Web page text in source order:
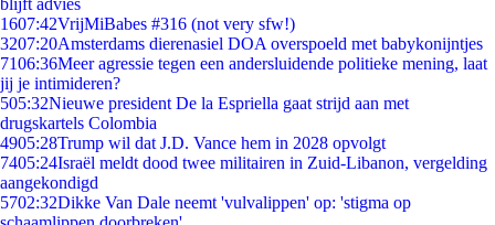
blijft advies
1607:42VrijMiBabes #316 (not very sfw!)
3207:20Amsterdams dierenasiel DOA overspoeld met babykonijntjes
7106:36Meer agressie tegen een andersluidende politieke mening, laat
jij je intimideren?
505:32Nieuwe president De la Espriella gaat strijd aan met
drugskartels Colombia
4905:28Trump wil dat J.D. Vance hem in 2028 opvolgt
7405:24Israël meldt dood twee militairen in Zuid-Libanon, vergelding
aangekondigd
5702:32Dikke Van Dale neemt 'vulvalippen' op: 'stigma op